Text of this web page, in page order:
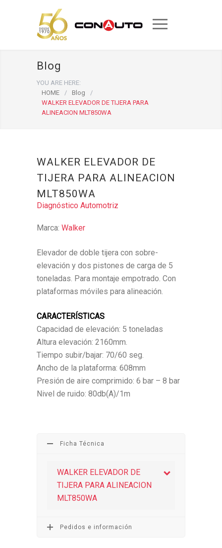
Blog
YOU ARE HERE:
HOME
/ Blog
/
WALKER ELEVADOR DE TIJERA PARA
ALINEACION MLT850WA
WALKER ELEVADOR DE
TIJERA PARA ALINEACION
MLT850WA
Diagnóstico Automotriz
Marca: Walker
Elevador de doble tijera con sobre-
elevación y dos pistones de carga de 5
toneladas. Para montaje empotrado. Con
plataformas móviles para alineación.
CARACTERÍSTICAS
Capacidad de elevación: 5 toneladas
Altura elevación: 2160mm.
Tiempo subir/bajar: 70/60 seg.
Ancho de la plataforma: 608mm
Presión de aire comprimido: 6 bar – 8 bar
Nivel de ruido: 80db(A)/1m
Ficha Técnica
WALKER ELEVADOR DE
TIJERA PARA ALINEACION
MLT850WA
Pedidos e información